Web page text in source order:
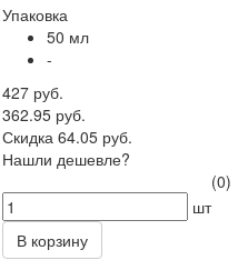
Упаковка
50 мл
-
427 руб.
362.95 руб.
Скидка 64.05 руб.
Нашли дешевле?
(0)
шт
В корзину